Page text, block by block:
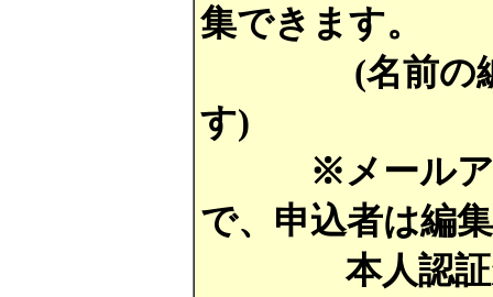
集できます。
(名前の編集
す)
※メールアド
で、申込者は編
本人認証が必